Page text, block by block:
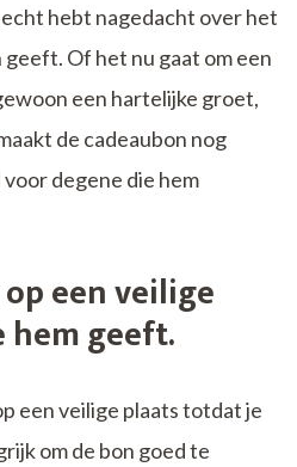
hebt nagedacht over het
geeft. Of het nu gaat om een
een hartelijke groet,
de cadeaubon nog
degene die hem
een veilige
geeft.
een veilige plaats totdat je
om de bon goed te